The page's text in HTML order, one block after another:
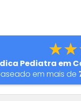
Pediatra em
em mais de